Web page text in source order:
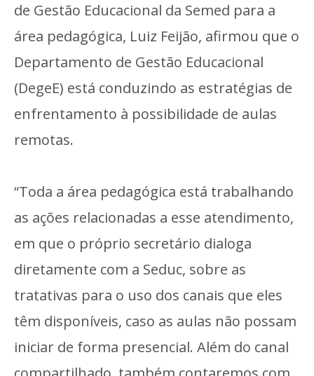
de Gestão Educacional da Semed para a
área pedagógica, Luiz Feijão, afirmou que o
Departamento de Gestão Educacional
(DegeE) está conduzindo as estratégias de
enfrentamento à possibilidade de aulas
remotas.
“Toda a área pedagógica está trabalhando
as ações relacionadas a esse atendimento,
em que o próprio secretário dialoga
diretamente com a Seduc, sobre as
tratativas para o uso dos canais que eles
têm disponíveis, caso as aulas não possam
iniciar de forma presencial. Além do canal